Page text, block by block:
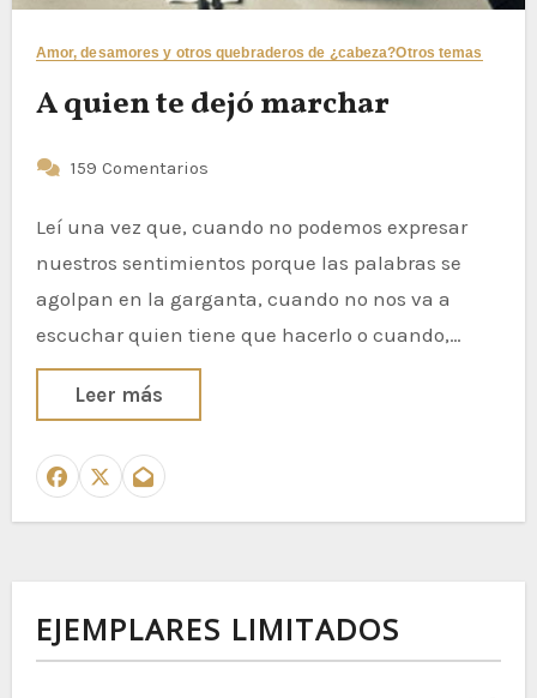
Amor, desamores y otros quebraderos de ¿cabeza?Otros temas
A quien te dejó marchar
159 Comentarios
Leí una vez que, cuando no podemos expresar
nuestros sentimientos porque las palabras se
agolpan en la garganta, cuando no nos va a
escuchar quien tiene que hacerlo o cuando,…
Leer más
EJEMPLARES LIMITADOS